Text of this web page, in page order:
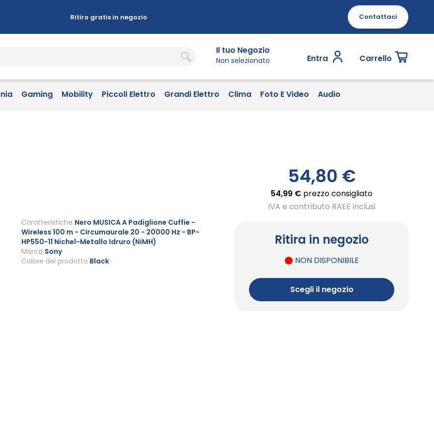
Ritiro gratis in negozio Contattaci
Il tuo Negozio
Non selezionato Entra Carrello
Gaming Mobility Piccoli Elettro Grandi Elettro Clima Foto E Video Audio
54,80 €
54,99 € prezzo consigliato
IVA e contributo RAEE inclusi
Ritira in negozio
NON DISPONIBILE
Scegli il negozio
Marca Sony
Caratteristiche Nero MUSICA A Padiglione Cuffie -
Wireless 100 m - Circumaurale 20 - 20000 Hz - BP-
HP550-11 Nichel-Metallo Idruro (NiMH)
Colore del prodotto Black